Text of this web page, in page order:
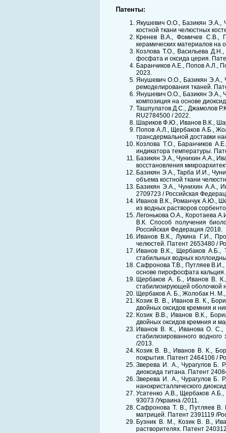
Патенты:
Якушевич О.О., Базикян Э.А.,
костной ткани челюстных
Кренев В.А., Фомичев С.В.,
керамических материалов на
Козлова Т.О., Васильева
фосфата и оксида церия.
Баранчиков А.Е., Попов А.Л.,
2023.
Янушевич О.О., Базикян Э.А.,
ремоделирования тканей.
Янушевич О.О., Базикян Э.А.,
композиция на основе
Ташпулатов Д.С., Джамолов
RU2784500 / 2022.
Шариков Ф.Ю., Иванов В.К.,
Попов А.Л., Щербаков А.Б.,
трансдермальной доставки
Козлова Т.О., Баранчиков
индикатора температуры.
Базикян Э.А., Чунихин А.А.,
восстановления
Базикян Э.А., Тарба И.И.,
объема костной ткани
Базикян Э.А., Чунихин А.А.,
2709723 / Российская
Иванов В.К., Романчук А.Ю.,
из водных растворов
Легонькова О.А., Коротаева
В.К. Способ получения
Российская Федерация /2018.
Иванов В.К., Лукина Г.И.,
челюстей. Патент 2653480 /
Иванов В.К., Щербаков А.Б.,
стабильных водных
Сафронова Т.В., Путляев В.И.,
основе пирофосфата
Щербаков А. Б., Иванов В.
стабилизирующей оболочкой
Щербаков А. Б., Жолобак Н. М.,
Козик В. В., Иванов В. К.,
двойных оксидов кремния и
Козик В.В., Иванов В.К.,
двойных оксидов кремния и
Иванов В. К., Иванова О.
стабилизированного
/2013.
Козик В. В., Иванов В. К.,
покрытия. Патент 2464106 /
Зверева И. А., Чурагулов Б.
диоксида титана. Патент
Зверева И. А., Чурагулов Б.
нанокристаллического
Усатенко А.В., Щербаков
93073 /Украина /2011.
Сафронова Т. В., Путляев В.
матрицей. Патент 2391119 /
Бузник В. М., Козик В. В.,
растворителях. Патент